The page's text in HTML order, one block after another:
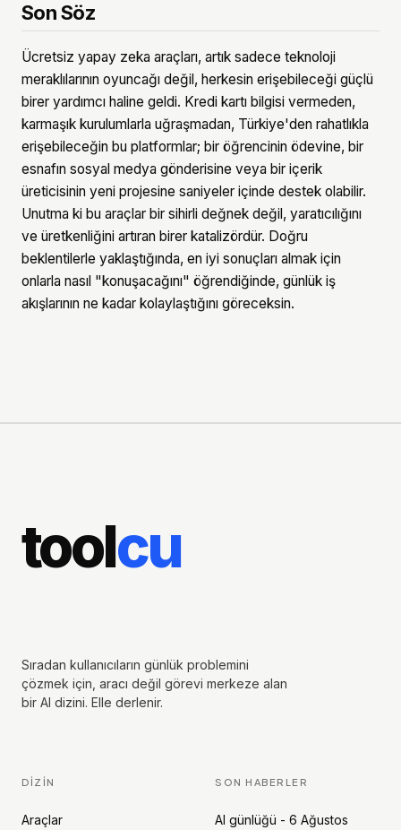
Son Söz
Ücretsiz yapay zeka araçları, artık sadece teknoloji
meraklılarının oyuncağı değil, herkesin erişebileceği güçlü
birer yardımcı haline geldi. Kredi kartı bilgisi vermeden,
karmaşık kurulumlarla uğraşmadan, Türkiye'den rahatlıkla
erişebileceğin bu platformlar; bir öğrencinin ödevine, bir
esnafın sosyal medya gönderisine veya bir içerik
üreticisinin yeni projesine saniyeler içinde destek olabilir.
Unutma ki bu araçlar bir sihirli değnek değil, yaratıcılığını
ve üretkenliğini artıran birer katalizördür. Doğru
beklentilerle yaklaştığında, en iyi sonuçları almak için
onlarla nasıl "konuşacağını" öğrendiğinde, günlük iş
akışlarının ne kadar kolaylaştığını göreceksin.
toolcu
Sıradan kullanıcıların günlük problemini
çözmek için, aracı değil görevi merkeze alan
bir AI dizini. Elle derlenir.
DIZIN
Araçlar
SON HABERLER
AI günlüğü - 6 Ağustos